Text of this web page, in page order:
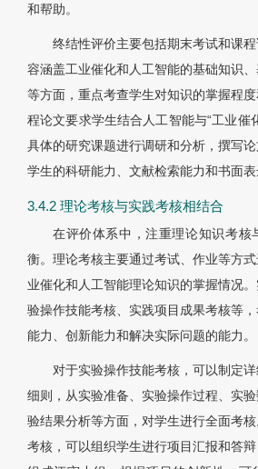
和帮助。
终结性评价主要包括期末考试和课
容涵盖工业催化和人工智能的基础知识
等方面，重点考查学生对知识的掌握程
程论文要求学生结合人工智能与“工业催
具体的研究课题进行调研和分析，撰写
学生的科研能力、文献检索能力和书面表
3.4.2 理论考核与实践考核相结合
在评价体系中，注重理论知识考核
衡。理论考核主要通过考试、作业等方
业催化和人工智能理论知识的掌握情况
验操作技能考核、实践项目成果考核等
能力、创新能力和解决实际问题的能力。
对于实验操作技能考核，可以制定
细则，从实验准备、实验操作过程、实
验结果分析等方面，对学生进行全面考
考核，可以组织学生进行项目汇报和答